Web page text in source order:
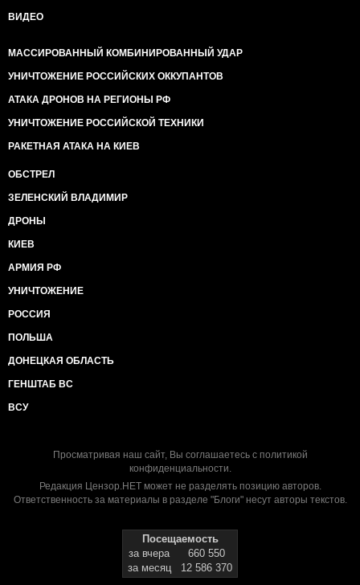
ВИДЕО
МАССИРОВАННЫЙ КОМБИНИРОВАННЫЙ УДАР
УНИЧТОЖЕНИЕ РОССИЙСКИХ ОККУПАНТОВ
АТАКА ДРОНОВ НА РЕГИОНЫ РФ
УНИЧТОЖЕНИЕ РОССИЙСКОЙ ТЕХНИКИ
РАКЕТНАЯ АТАКА НА КИЕВ
ОБСТРЕЛ
ЗЕЛЕНСКИЙ ВЛАДИМИР
ДРОНЫ
КИЕВ
АРМИЯ РФ
УНИЧТОЖЕНИЕ
РОССИЯ
ПОЛЬША
ДОНЕЦКАЯ ОБЛАСТЬ
ГЕНШТАБ ВС
ВСУ
Просматривая наш сайт, Вы соглашаетесь с политикой
конфиденциальности.
Редакция Цензор.НЕТ может не разделять позицию авторов.
Ответственность за материалы в разделе "Блоги" несут авторы текстов.
Посещаемость
за вчера
660 550
за месяц
12 586 370